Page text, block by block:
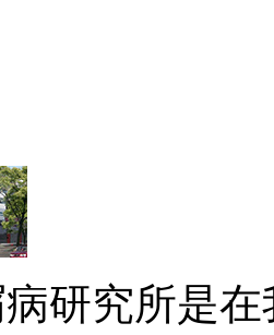
研究所是